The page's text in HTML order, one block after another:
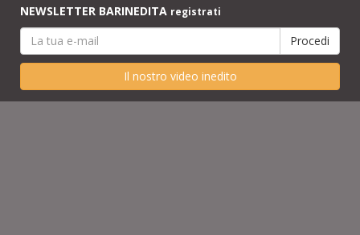
NEWSLETTER BARINEDITA registrati
Il nostro video inedito